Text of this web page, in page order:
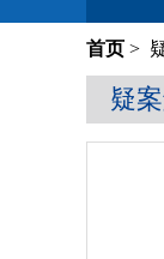
首页 >
疑